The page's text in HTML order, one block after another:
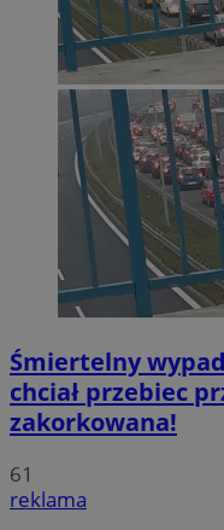
Śmiertelny
chciał przebiec
zakorkowana!
61
reklama